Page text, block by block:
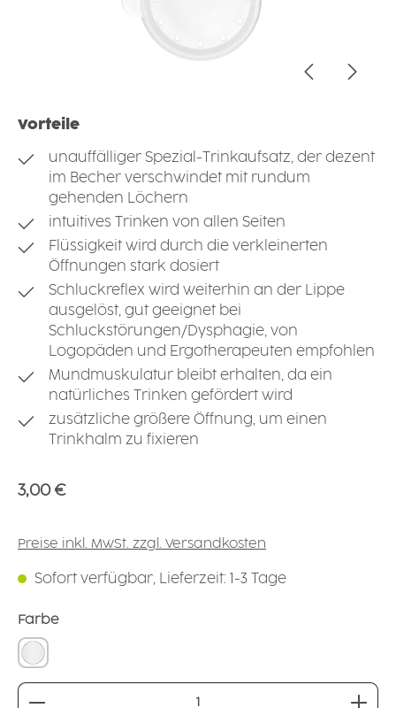
Vorteile
unauffälliger Spezial-Trinkaufsatz, der dezent
im Becher verschwindet mit rundum
gehenden Löchern
intuitives Trinken von allen Seiten
Flüssigkeit wird durch die verkleinerten
Öffnungen stark dosiert
Schluckreflex wird weiterhin an der Lippe
ausgelöst, gut geeignet bei
Schluckstörungen/Dysphagie, von
Logopäden und Ergotherapeuten empfohlen
Mundmuskulatur bleibt erhalten, da ein
natürliches Trinken gefördert wird
zusätzliche größere Öffnung, um einen
Trinkhalm zu fixieren
Regulärer Preis:
3,00 €
Preise inkl. MwSt. zzgl. Versandkosten
Sofort verfügbar, Lieferzeit: 1-3 Tage
Farbeauswählen
natur-transparent
Produkt Anzahl: Gib den gewünschten Wert